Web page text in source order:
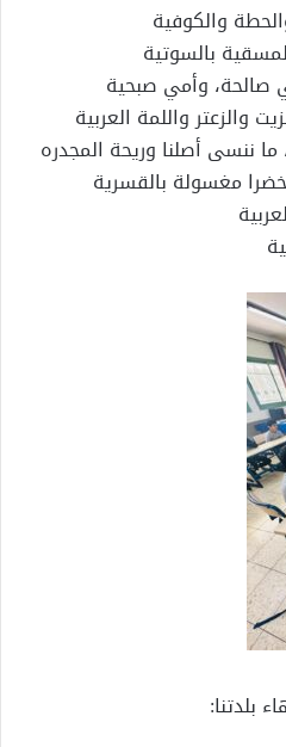
والكوفية
بالسوتية
صالحة، وأمي صبحية
والزعتر واللمة العربية
ما ننسى أصلنا وريحة المجدره
مغسولة بالقسرية
بلدتنا: